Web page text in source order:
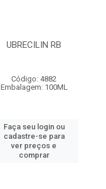
UBRECILIN RB
Código: 4882
Embalagem: 100ML
Faça seu login ou
cadastre-se para
ver preços e
comprar